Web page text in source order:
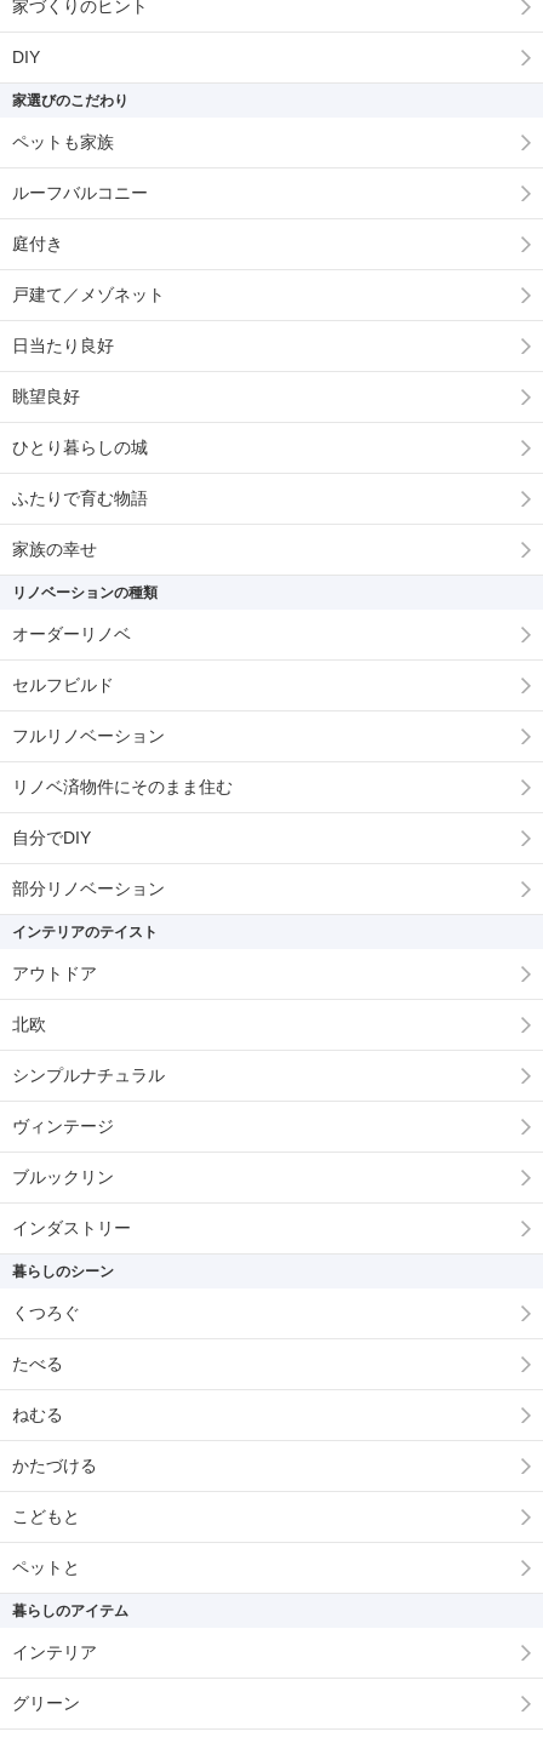
家づくりのヒント
DIY
家選びのこだわり
ペットも家族
ルーフバルコニー
庭付き
戸建て／メゾネット
日当たり良好
眺望良好
ひとり暮らしの城
ふたりで育む物語
家族の幸せ
リノベーションの種類
オーダーリノベ
セルフビルド
フルリノベーション
リノベ済物件にそのまま住む
自分でDIY
部分リノベーション
インテリアのテイスト
アウトドア
北欧
シンプルナチュラル
ヴィンテージ
ブルックリン
インダストリー
暮らしのシーン
くつろぐ
たべる
ねむる
かたづける
こどもと
ペットと
暮らしのアイテム
インテリア
グリーン